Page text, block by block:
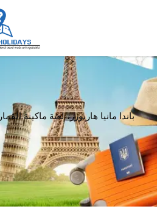
باندا مانيا هاربورز، لعبة ماكينة